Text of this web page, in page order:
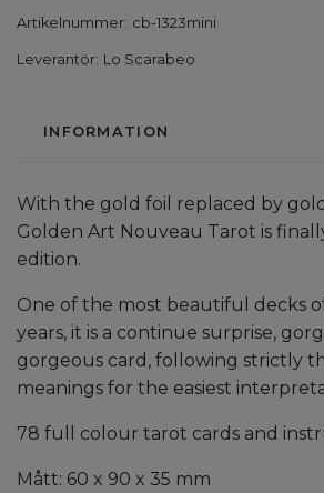
Artikelnummer: cb-1323mini
Leverantör: Lo Scarabeo
INFORMATION
With the gold foil replaced by
Golden Art Nouveau Tarot is
edition.
One of the most beautiful decks
years, it is a continue surprise,
gorgeous card, following strictly
meanings for the easiest
78 full colour tarot cards and
Mått: 60 x 90 x 35 mm